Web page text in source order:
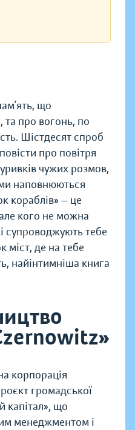
що
та про вогонь, по
Шістдесят спроб
про повітря
чужих розмов,
наповнюються
кораблів» — це
кого не можна
супроводжують тебе
міст, де на тебе
найінтимніша книга
корпорація
громадської
капітал», що
менеджментом і